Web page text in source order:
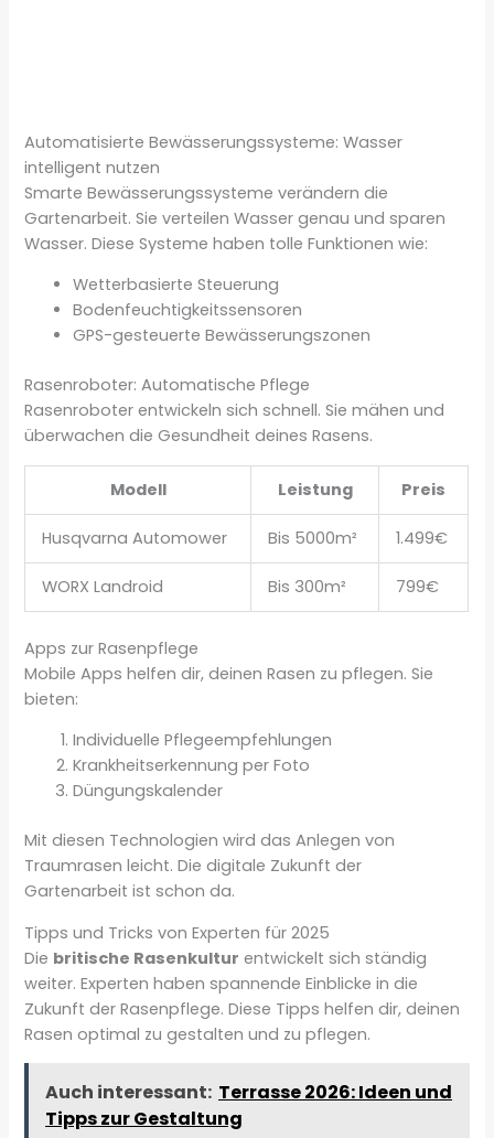
Automatisierte Bewässerungssysteme: Wasser
intelligent nutzen
Smarte Bewässerungssysteme verändern die
Gartenarbeit. Sie verteilen Wasser genau und sparen
Wasser. Diese Systeme haben tolle Funktionen wie:
Wetterbasierte Steuerung
Bodenfeuchtigkeitssensoren
GPS-gesteuerte Bewässerungszonen
Rasenroboter: Automatische Pflege
Rasenroboter entwickeln sich schnell. Sie mähen und
überwachen die Gesundheit deines Rasens.
Modell Leistung Preis
Husqvarna Automower Bis 5000m² 1.499€
WORX Landroid Bis 300m² 799€
Apps zur Rasenpflege
Mobile Apps helfen dir, deinen Rasen zu pflegen. Sie
bieten:
Individuelle Pflegeempfehlungen
Krankheitserkennung per Foto
Düngungskalender
Mit diesen Technologien wird das Anlegen von
Traumrasen leicht. Die digitale Zukunft der
Gartenarbeit ist schon da.
Tipps und Tricks von Experten für 2025
Die britische Rasenkultur entwickelt sich ständig
weiter. Experten haben spannende Einblicke in die
Zukunft der Rasenpflege. Diese Tipps helfen dir, deinen
Rasen optimal zu gestalten und zu pflegen.
Auch interessant: Terrasse 2026: Ideen und
Tipps zur Gestaltung